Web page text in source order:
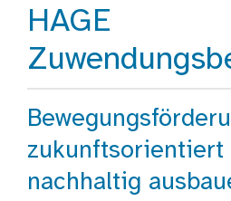
HAGE
zukunftsorientiert
nachhaltig